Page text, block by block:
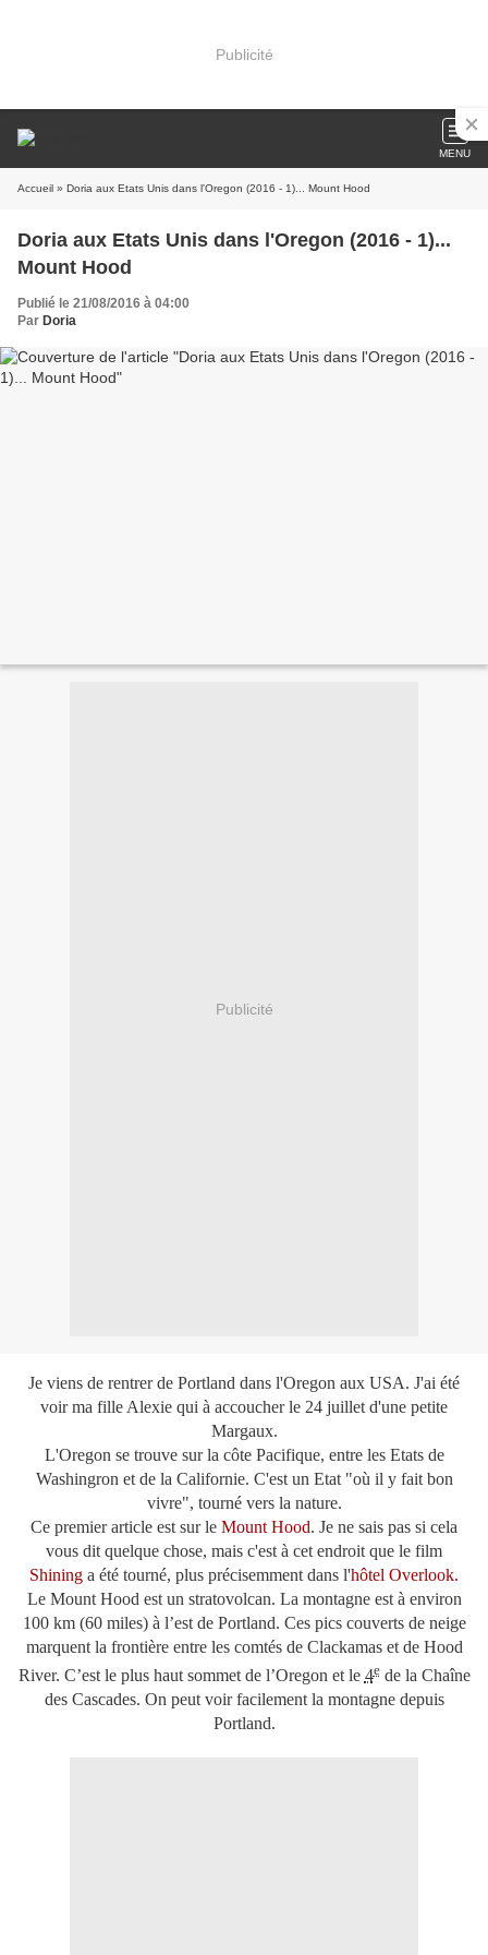
Publicité
MENU
Accueil » Doria aux Etats Unis dans l'Oregon (2016 - 1)... Mount Hood
Doria aux Etats Unis dans l'Oregon (2016 - 1)...
Mount Hood
Publié le 21/08/2016 à 04:00
Par Doria
Publicité
Je viens de rentrer de Portland dans l'Oregon aux USA. J'ai été
voir ma fille Alexie qui à accoucher le 24 juillet d'une petite
Margaux.
L'Oregon se trouve sur la côte Pacifique, entre les Etats de
Washingron et de la Californie. C'est un Etat "où il y fait bon
vivre", tourné vers la nature.
Ce premier article est sur le Mount Hood. Je ne sais pas si cela
vous dit quelque chose, mais c'est à cet endroit que le film
Shining a été tourné, plus précisemment dans l'hôtel Overlook.
Le Mount Hood est un stratovolcan. La montagne est à environ
100 km(60 miles) à l’est de Portland. Ces pics couverts de neige
marquent la frontière entre les comtés de Clackamas et de Hood
River. C’est le plus haut sommet de l’Oregon et le 4ede la Chaîne
des Cascades. On peut voir facilement la montagne depuis
Portland.